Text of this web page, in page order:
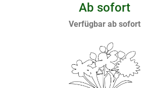
Ab sofort
Verfügbar ab sofort